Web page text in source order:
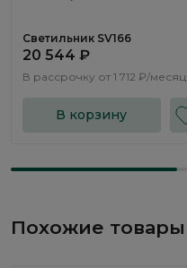
Светильник SV166
20 544 ₽
В рассрочку от 1 712 ₽/месяц
В корзину
Похожие товары